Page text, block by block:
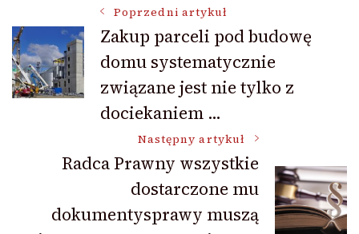
Nawigacja
wpisu
Poprzedni artykuł
Zakup parceli pod budowę
domu systematycznie
związane jest nie tylko z
dociekaniem …
Następny artykuł
Radca Prawny wszystkie
dostarczone mu
dokumentysprawy muszą